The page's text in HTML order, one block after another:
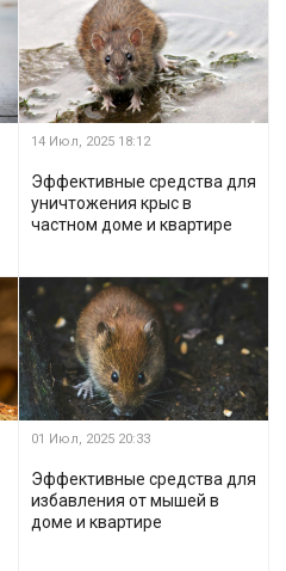
14 Июл, 2025 18:12
Эффективные средства для
уничтожения крыс в
частном доме и квартире
01 Июл, 2025 20:33
Эффективные средства для
избавления от мышей в
доме и квартире